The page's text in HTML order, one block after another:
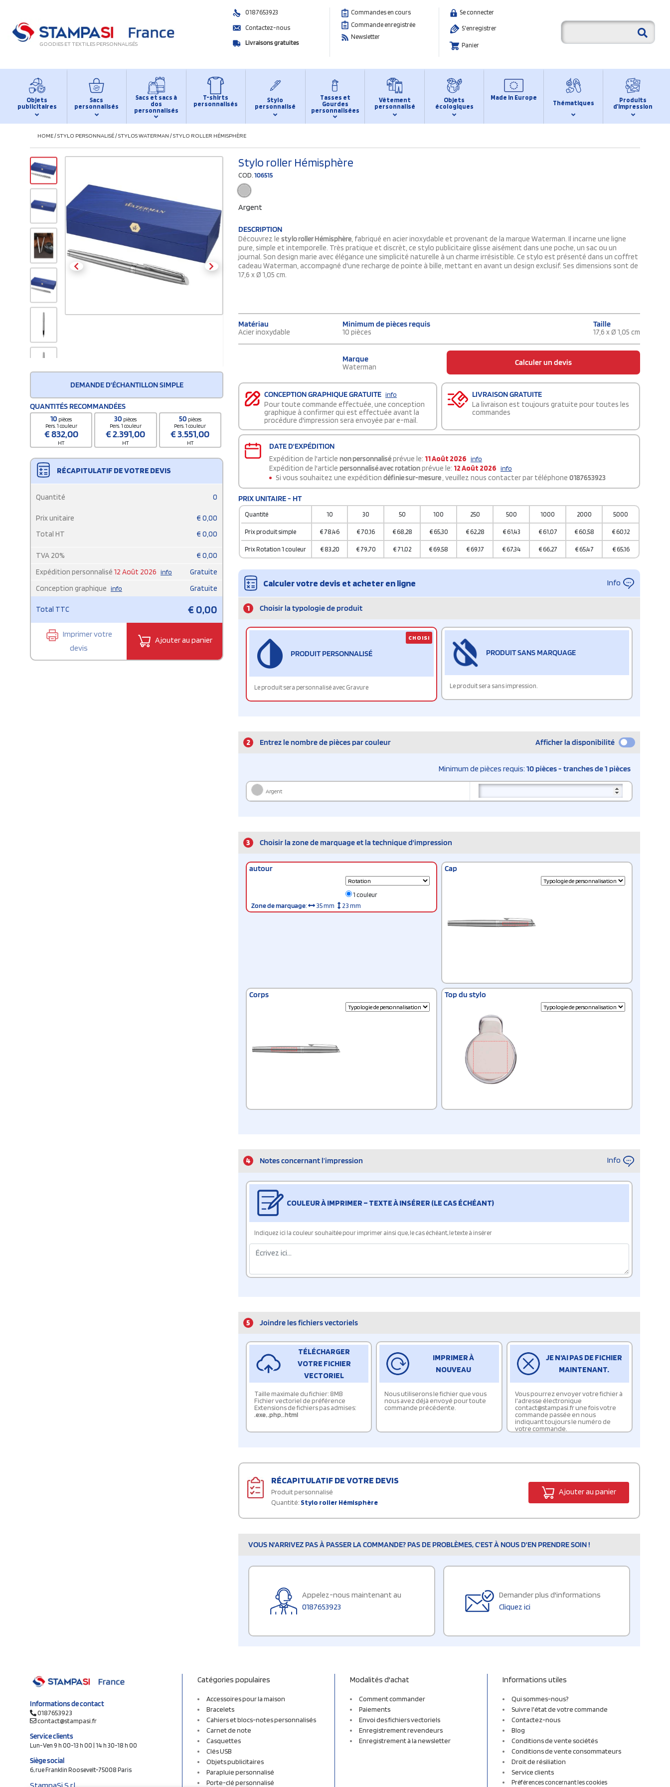
GOODIES ET TEXTILES PERSONNALISÉS
0187653923
Contactez-nous
Livraisons gratuites
Commandes en cours
Commande enregistrée
Newsletter
Se connecter
S'enregistrer
Panier
Objets
publicitaires
Sacs
personnalisés
Sacs et sacs à
dos
personnalisés
T-shirts
personnalisés
Stylo
personnalisé
Tasses et
Gourdes
personnalisées
Vêtement
personnalisé
Objets
écologiques
Made in Europe
Thématiques
Produits
d’impression
HOME/STYLO PERSONNALISÉ/STYLOS WATERMAN /STYLO ROLLER HÉMISPHÈRE
DEMANDE D'ÉCHANTILLON SIMPLE
QUANTITÉS RECOMMANDÉES
10 pièces
Pers. 1 couleur
€832,00
HT
30 pièces
Pers. 1 couleur
€2.391,00
HT
50 pièces
Pers. 1 couleur
€3.551,00
HT
RÉCAPITULATIF DE VOTRE DEVIS
Quantité 0
Prix unitaire € 0,00
Total HT
€ 0,00
TVA 20% € 0,00
Expédition personnalisé 12 Août 2026 info
Gratuite
Conception graphique info Gratuite
Total TTC €0,00
Imprimer votre
devis
Ajouter au panier
Stylo roller Hémisphère
COD.106515
Argent
DESCRIPTION
Découvrez le stylo roller Hémisphère, fabriqué en acier inoxydable et provenant de la marque Waterman. Il incarne une ligne
pure, simple et intemporelle. Très pratique et discrèt, ce stylo publicitaire glisse aisément dans une poche, un sac ou un
journal. Son design marie avec élégance une simplicité naturelle à un charme irrésistible. Ce stylo est présenté dans un coffret
cadeau Waterman, accompagné d'une recharge de pointe à bille, mettant en avant un design exclusif. Ses dimensions sont de
17,6 x Ø 1,05 cm.
Matériau
Acier inoxydable
Minimum de pièces requis
10 pièces
Taille
17,6 x Ø 1,05 cm
Marque
Waterman Calculer un devis
CONCEPTION GRAPHIQUE GRATUITE info
Pour toute commande effectuée, une conception
graphique à confirmer qui est effectuée avant la
procédure d'impression sera envoyée par e-mail.
LIVRAISON GRATUITE
La livraison est toujours gratuite pour toutes les
commandes
DATE D'EXPÉDITION
Expédition de l'article non personnaliséprévue le: 11 Août 2026 info
Expédition de l'article personnalisé avec rotationprévue le: 12 Août 2026 info
Si vous souhaitez une expédition définie sur-mesure, veuillez nous contacter par téléphone 0187653923
PRIX UNITAIRE - HT
Quantité 10 30 50 100 250 500 1000 2000 5000
Prix produit simple € 78,46 € 70,16 €68,28 €65,30 €62,28 €61,43 €61,07 €60,58 €60,12
Prix Rotation 1 couleur € 83,20 € 79,70 € 71,02 €69,58 €69,17 €67,34 €66,27 €65,47 €65,16
Calculer votre devis et acheter en ligne Info
1 Choisir la typologie de produit
PRODUIT PERSONNALISÉ
Le produit sera personnalisé avec Gravure
CHOISI
PRODUIT SANS MARQUAGE
Le produit sera sans impression.
2 Entrez le nombre de pièces par couleur Afficher la disponibilité
Minimum de pièces requis: 10 pièces - tranches de 1 pièces
Argent
3 Choisir la zone de marquage et la technique d'impression
autour
1 couleur
Zone de marquage: 35 mm 23 mm
Cap
Corps Top du stylo
4 Notes concernant l’impression Info
COULEUR À IMPRIMER – TEXTE À INSÉRER (LE CAS ÉCHÉANT)
Indiquez ici la couleur souhaitée pour imprimer ainsi que, le cas échéant, le texte à insérer
5 Joindre les fichiers vectoriels
TÉLÉCHARGER
VOTRE FICHIER
VECTORIEL
Taille maximale du fichier: 8MB
Fichier vectoriel de préférence
Extensions de fichiers pas admises:
.exe,.php,.html
IMPRIMER À
NOUVEAU
Nous utiliserons le fichier que vous
nous avez déjà envoyé pour toute
commande précédente.
JE N'AI PAS DE FICHIER
MAINTENANT.
Vous pourrez envoyer votre fichier à
l'adresse électronique
contact@stampasi.fr une fois votre
commande passée en nous
indiquant toujours le numéro de
votre commande.
RÉCAPITULATIF DE VOTRE DEVIS
Produit personnalisé
Quantité: Stylo roller Hémisphère
Ajouter au panier
VOUS N'ARRIVEZ PAS À PASSER LA COMMANDE? PAS DE PROBLÈMES, C'EST À NOUS D'EN PRENDRE SOIN !
Appelez-nous maintenant au
0187653923
Demander plus d'informations
Cliquez ici
Informations de contact
0187653923
contact@stampasi.fr
Service clients
Lun-Ven 9 h 00-13 h 00 | 14 h 30-18 h 00
Siège social
6, rue Franklin Roosevelt-75008 Paris
Catégories populaires
Accessoires pour la maison
Bracelets
Cahiers et blocs-notes personnalisés
Carnet de note
Casquettes
Clés USB
Objets publicitaires
Parapluie personnalisé
Porte-clé personnalisé
Modalités d'achat
Comment commander
Paiements
Envoi des fichiers vectoriels
Enregistrement revendeurs
Enregistrement à la newsletter
Informations utiles
Qui sommes-nous?
Suivre l'état de votre commande
Contactez-nous
Blog
Conditions de vente sociétés
Conditions de vente consommateurs
Droit de résiliation
Service clients
Préférences concernant les cookies